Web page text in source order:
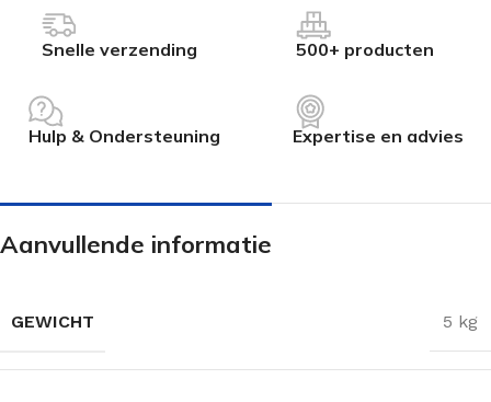
Snelle verzending 500+ producten
Hulp & Ondersteuning Expertise en advies
Aanvullende informatie
GEWICHT 5 kg